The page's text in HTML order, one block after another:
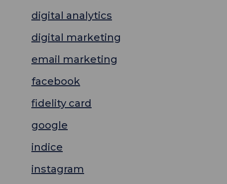
digital analytics
digital marketing
email marketing
facebook
fidelity card
google
indice
instagram